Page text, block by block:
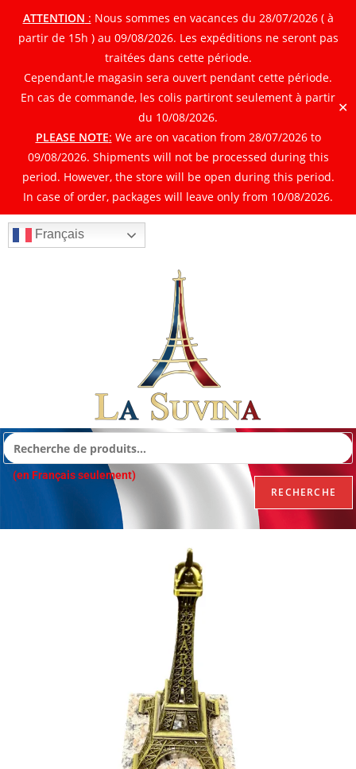
ATTENTION : Nous sommes en vacances du 28/07/2026 ( à
partir de 15h ) au 09/08/2026. Les expéditions ne seront pas
traitées dans cette période.
Cependant,le magasin sera ouvert pendant cette période.
En cas de commande, les colis partiront seulement à partir
du 10/08/2026.
PLEASE NOTE: We are on vacation from 28/07/2026 to
09/08/2026. Shipments will not be processed during this
period. However, the store will be open during this period.
In case of order, packages will leave only from 10/08/2026.
✕
Français
RECHERCHE
(en Français seulement)